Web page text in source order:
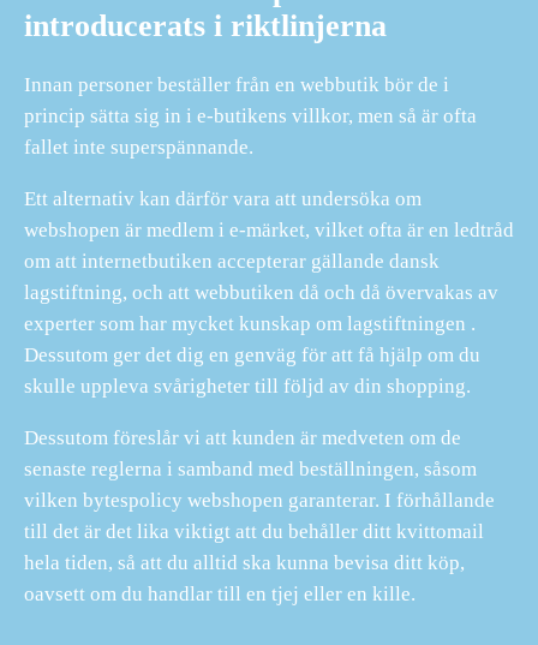
introducerats i riktlinjerna
Innan personer beställer från en webbutik bör de i
princip sätta sig in i e-butikens villkor, men så är ofta
fallet inte superspännande.
Ett alternativ kan därför vara att undersöka om
webshopen är medlem i e-märket, vilket ofta är en ledtråd
om att internetbutiken accepterar gällande dansk
lagstiftning, och att webbutiken då och då övervakas av
experter som har mycket kunskap om lagstiftningen .
Dessutom ger det dig en genväg för att få hjälp om du
skulle uppleva svårigheter till följd av din shopping.
Dessutom föreslår vi att kunden är medveten om de
senaste reglerna i samband med beställningen, såsom
vilken bytespolicy webshopen garanterar. I förhållande
till det är det lika viktigt att du behåller ditt kvittomail
hela tiden, så att du alltid ska kunna bevisa ditt köp,
oavsett om du handlar till en tjej eller en kille.